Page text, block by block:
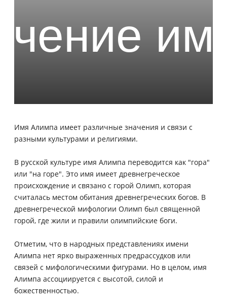
Имя Алимпа имеет различные значения и связи с
разными культурами и религиями.
В русской культуре имя Алимпа переводится как "гора"
или "на горе". Это имя имеет древнегреческое
происхождение и связано с горой Олимп, которая
считалась местом обитания древнегреческих богов. В
древнегреческой мифологии Олимп был священной
горой, где жили и правили олимпийские боги.
Отметим, что в народных представлениях имени
Алимпа нет ярко выраженных предрассудков или
связей с мифологическими фигурами. Но в целом, имя
Алимпа ассоциируется с высотой, силой и
божественностью.